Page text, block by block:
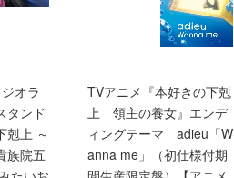
オラ
タンド
剋上 ～
族院五
TVアニメ『本好きの下剋
上 領主の養女』エンデ
ィングテーマ adieu「W
anna me」（初仕様付期